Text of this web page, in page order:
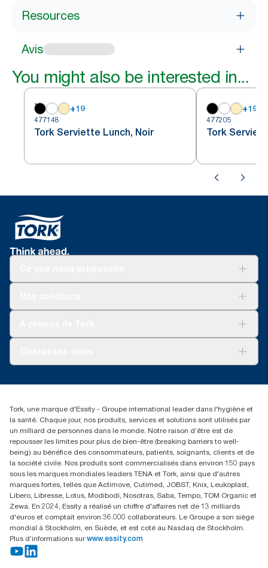
Resources
Avis
You might also be interested in...
+19
477148
Tork Serviette Lunch, Noir
+19
477205
Tork
Reclamation pour distributeurs
+41 (0)848/810152
Essity Switzerland AG
Parkstraße 1b
6214 Schenkon
Lundi-jeudi 8:00-16:30 | Vendredi 8:00-15:00
GLN: 7609999000928
Tork, une marque d'Essity - Groupe international leader dans l'hygiène et
la santé. Chaque jour, nos produits, services et solutions sont utilisés par
un milliard de personnes dans le monde. Notre raison d’être est de
repousser les limites pour plus de bien-être (breaking barriers to well-
being) au bénéfice des consommateurs, patients, soignants, clients et de
la société civile. Nos produits sont commercialisés dans environ 150 pays
sous les marques mondiales leaders TENA et Tork, ainsi que d'autres
marques fortes, telles que Actimove, Cutimed, JOBST, Knix, Leukoplast,
Libero, Libresse, Lotus, Modibodi, Nosotras, Saba, Tempo, TOM Organic et
Zewa. En 2024, Essity a réalisé un chiffre d'affaires net de 13 milliards
d'euros et comptait environ 36.000 collaborateurs. Le Groupe a son siège
mondial à Stockholm, en Suède, et est coté au Nasdaq de Stockholm.
Plus d’informations sur www.essity.com